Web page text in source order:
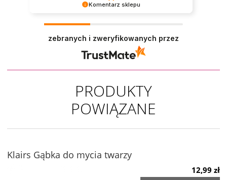
Komentarz sklepu
Doceniamy czas i wysiłek włożony w podzielenie
się z nami Twoimi doświadczeniami. Do
zebranych i zweryfikowanych przez
PRODUKTY
POWIĄZANE
Klairs Gąbka do mycia twarzy
12,99 zł